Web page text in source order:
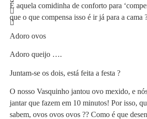
É aquela comidinha de conforto para
que o que compensa isso é ir já para a cama
Adoro ovos
Adoro queijo ….
Juntam-se os dois, está feita a festa ?
O nosso Vasquinho jantou ovo mexido, e
jantar que fazem em 10 minutos! Por isso,
sabem, ovos ovos ovos ?‍? Como é que